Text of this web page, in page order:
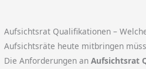
Aufsichtsrat Qualifikationen –
Aufsichtsräte heute mitbringen
Die Anforderungen anAufsichtsrat